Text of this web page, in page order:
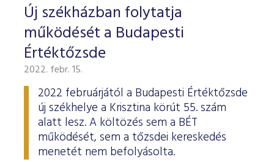
Új székházban folytatja
működését a Budapesti
Értéktőzsde
2022. febr. 15.
2022 februárjától a Budapesti Értéktőzsde
új székhelye a Krisztina körút 55. szám
alatt lesz. A költözés sem a BÉT
működését, sem a tőzsdei kereskedés
menetét nem befolyásolta.